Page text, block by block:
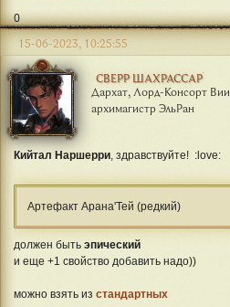
0
СВЕРР ШАХРАССАР
Дархат, Лорд-Консорт
архимагистр ЭльРан
15-06-2023, 10:25:55
Кийтал Наршерри, здравствуйте! :love:
Артефакт Арана'Тей (редкий)
должен быть эпический
и еще +1 свойство добавить надо))
можно взять из стандартных